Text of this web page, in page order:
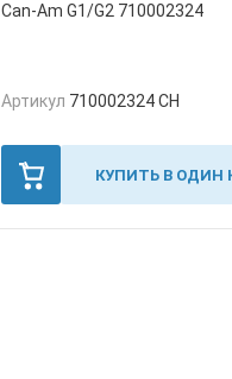
Can-Am G1/G2 710002324
Артикул 710002324 CH
КУПИТЬ В ОДИН